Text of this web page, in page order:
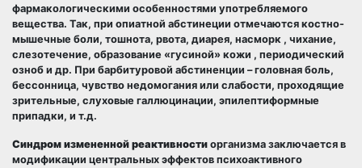
фармакологическими особенностями употребляемого
вещества. Так, при опиатной абстинеции отмечаются костно-
мышечные боли, тошнота, рвота, диарея, насморк , чихание,
слезотечение, образование «гусиной» кожи , периодический
озноб и др. При барбитуровой абстиненции – головная боль,
бессонница, чувство недомогания или слабости, проходящие
зрительные, слуховые галлюцинации, эпилептиформные
припадки, и т.д.
Синдром измененной реактивности организма заключается в
модификации центральных эффектов психоактивного